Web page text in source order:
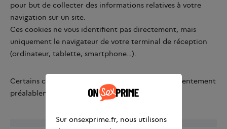
pour but de collecter des informations relatives à votre
navigation sur un site.
Ces cookies ne vous identifient pas directement, mais
uniquement le navigateur de votre terminal de réception
(ordinateur, tablette, smartphone…).
Certains cookies nécessitent d’obtenir votre consentement
préalablement à leur dépôt.
Sur onsexprime.fr, nous utilisons